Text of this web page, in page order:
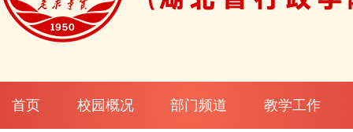
首页 校园概况 部门频道 教学工作